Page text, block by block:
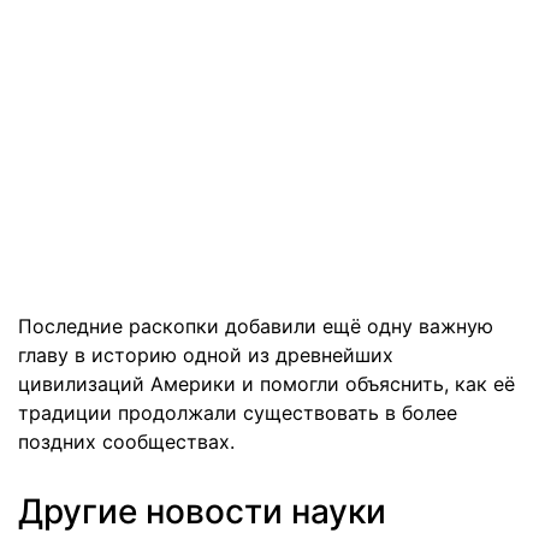
Последние раскопки добавили ещё одну важную
главу в историю одной из древнейших
цивилизаций Америки и помогли объяснить, как её
традиции продолжали существовать в более
поздних сообществах.
Другие новости науки